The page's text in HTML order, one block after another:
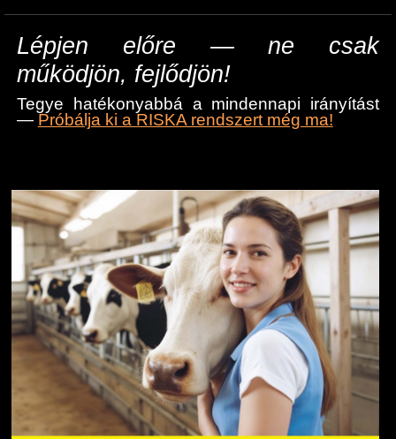
Lépjen előre — ne csak
működjön, fejlődjön!
Tegye hatékonyabbá a mindennapi irányítást
— Próbálja ki a RISKA rendszert még ma!